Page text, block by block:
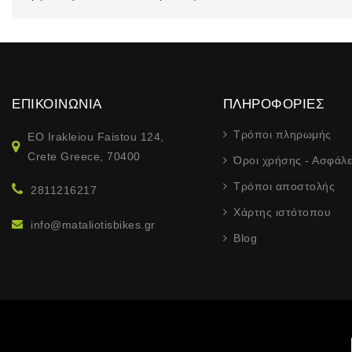
ΕΠΙΚΟΙΝΩΝΊΑ
EO Irakleiou Faistou 124,
Crete Greece, 70400
2811216217
info@mataliotisbikes.gr
ΠΛΗΡΟΦΟΡΊΕΣ
Τρόποι πληρωμής
Όροι χρήσης -
Τρόποι αποστολής
Χάρτης ιστότοπου
Blog